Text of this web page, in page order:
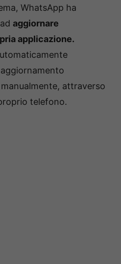
WhatsApp ha
aggiornare
applicazione.
attraverso
telefono.